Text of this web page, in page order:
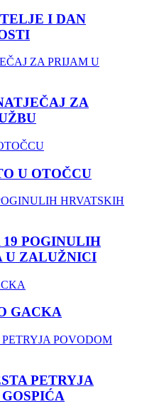
I DAN
ZA
U OTOČCU
19 POGINULIH
U ZALUŽNICI
GACKA
PETRYJA